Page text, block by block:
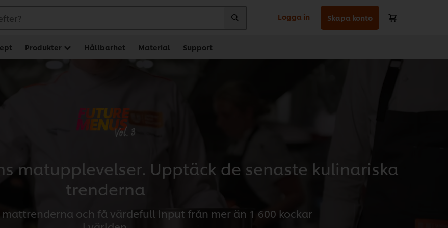
Logga in Skapa konto
Produkter Hållbarhet Material Support
matupplevelser. Upptäck de senaste kulinariska
trenderna
och få värdefull input från mer än 1 600 kockar